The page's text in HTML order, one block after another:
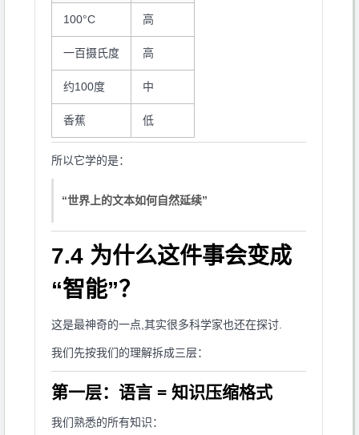
100°C 高
一百摄氏度 高
约100度 中
香蕉 低
所以它学的是：
“世界上的文本如何自然延续”
7.4 为什么这件事会变成
“智能”？
这是最神奇的一点,其实很多科学家也还在探讨.
我们先按我们的理解拆成三层：
第一层：语言 = 知识压缩格式
我们熟悉的所有知识：